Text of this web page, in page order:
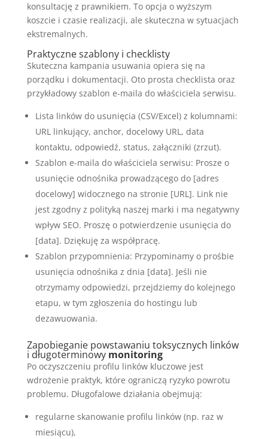
konsultację z prawnikiem. To opcja o wyższym
koszcie i czasie realizacji, ale skuteczna w sytuacjach
ekstremalnych.
Praktyczne szablony i checklisty
Skuteczna kampania usuwania opiera się na
porządku i dokumentacji. Oto prosta checklista oraz
przykładowy szablon e-maila do właściciela serwisu.
Lista linków do usunięcia (CSV/Excel) z kolumnami:
URL linkujący, anchor, docelowy URL, data
kontaktu, odpowiedź, status, załączniki (zrzut).
Szablon e-maila do właściciela serwisu: Prosze o
usunięcie odnośnika prowadzącego do [adres
docelowy] widocznego na stronie [URL]. Link nie
jest zgodny z polityką naszej marki i ma negatywny
wpływ SEO. Proszę o potwierdzenie usunięcia do
[data]. Dziękuję za współpracę.
Szablon przypomnienia: Przypominamy o prośbie
usunięcia odnośnika z dnia [data]. Jeśli nie
otrzymamy odpowiedzi, przejdziemy do kolejnego
etapu, w tym zgłoszenia do hostingu lub
dezawuowania.
Zapobieganie powstawaniu toksycznych linków
i długoterminowy monitoring
Po oczyszczeniu profilu linków kluczowe jest
wdrożenie praktyk, które ograniczą ryzyko powrotu
problemu. Długofalowe działania obejmują:
regularne skanowanie profilu linków (np. raz w
miesiącu),